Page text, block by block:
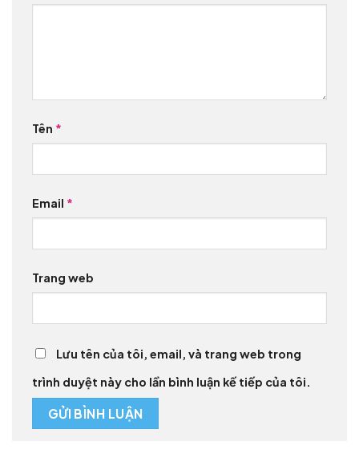
Tên *
Email *
Trang web
Lưu tên của tôi, email, và trang web trong
trình duyệt này cho lần bình luận kế tiếp của tôi.